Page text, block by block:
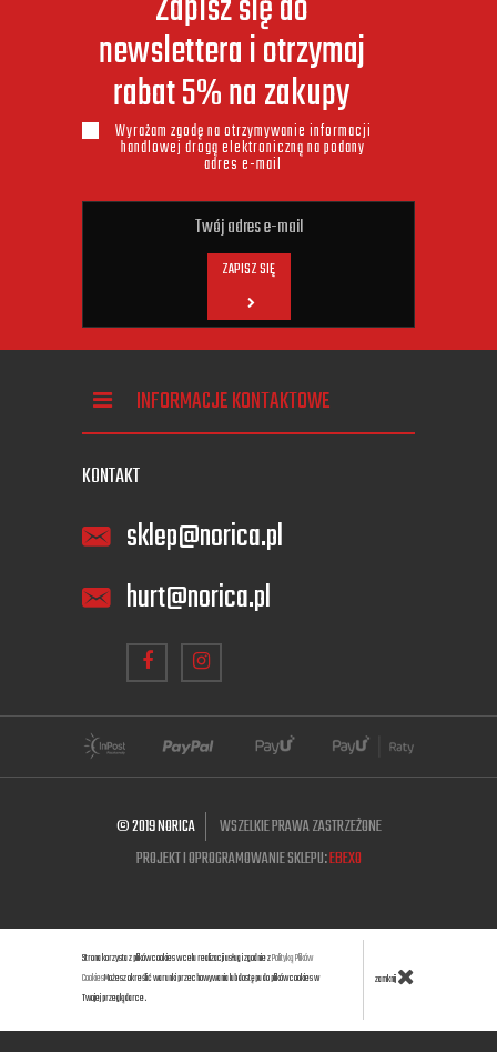
newslettera i otrzymaj
rabat 5% na zakupy
Wyrażam zgodę na otrzymywanie informacji
handlowej drogą elektroniczną na podany
adres e-mail
ZAPISZ SIĘ
INFORMACJE KONTAKTOWE
KONTAKT
sklep@norica.pl
hurt@norica.pl
© 2019 NORICA
WSZELKIE PRAWA ZASTRZEŻONE
PROJEKT I OPROGRAMOWANIE SKLEPU:EBEXO
Strona korzysta z plików cookies w celu realizacji usług i zgodnie zPolityką Plików
CookiesMożesz określić warunki przechowywania lub dostępu do plików cookies w
Twojej przeglądarce.
zamknij